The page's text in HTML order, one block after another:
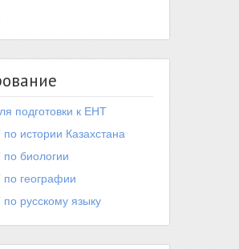
подготовки к ЕНТ
истории Казахстана
биологии
географии
русскому языку